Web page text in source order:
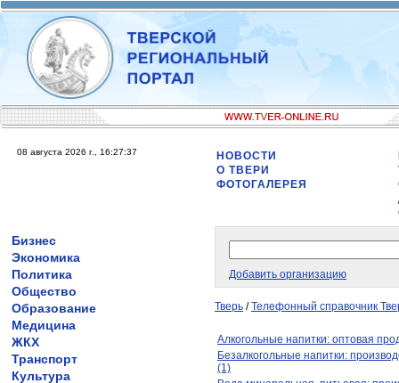
08 августа 2026 г., 16:27:37
НОВОСТИ
О ТВЕРИ
ФОТОГАЛЕРЕЯ
Бизнес
Экономика
Политика
Общество
Образование
Медицина
ЖКХ
Транспорт
Культура
Добавить организацию
Тверь /Телефонный справочник
Алкогольные напитки: оптовая
Безалкогольные напитки:
(1)